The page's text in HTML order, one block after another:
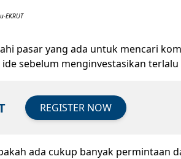
EKRUT
pasar yang ada untuk mencari
sebelum menginvestasikan
REGISTER NOW
ada cukup banyak permintaan